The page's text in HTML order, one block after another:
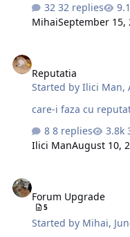
32 replies
MihaiSeptember 15,
Reputatia
Started byIlici Man,
care-i faza cu
8 replies
Ilici ManAugust 10,
Forum Upgrade
5
Started by Mihai,